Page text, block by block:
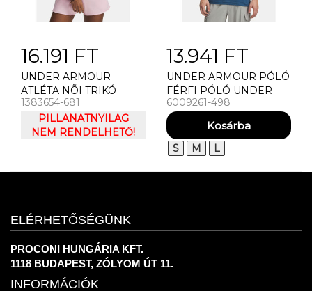
16.191 FT
UNDER ARMOUR
ATLÉTA NÕI TRIKÓ
UNDER ARMOUR
VANISH ENERGY CROP
TANK
1383654-681
PILLANATNYILAG
NEM RENDELHETŐ!
13.941 FT
UNDER ARMOUR PÓLÓ
FÉRFI PÓLÓ UNDER
ARMOUR UA M 60/40S
ARMOR GLOBE SS-BLU
6009261-498
S M L
ELÉRHETŐSÉGÜNK
PROCONI HUNGÁRIA KFT.
1118 BUDAPEST, ZÓLYOM ÚT 11.
INFORMÁCIÓK